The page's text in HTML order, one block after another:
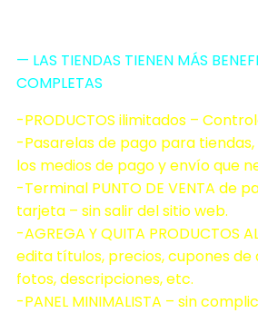
— LAS TIENDAS TIENEN MÁS
COMPLETAS
-PRODUCTOS ilimitados –
-Pasarelas de pago para
los medios de pago y envío que
-Terminal PUNTO DE VENTA de
tarjeta – sin salir del sitio web.
-AGREGA Y QUITA PRODUCTOS
edita títulos, precios, cupones
fotos, descripciones, etc.
-PANEL MINIMALISTA – sin